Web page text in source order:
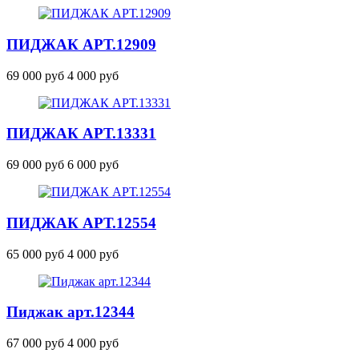
ПИДЖАК АРТ.12909
69 000 руб 4 000 руб
ПИДЖАК АРТ.13331
69 000 руб 6 000 руб
ПИДЖАК АРТ.12554
65 000 руб 4 000 руб
Пиджак арт.12344
67 000 руб 4 000 руб